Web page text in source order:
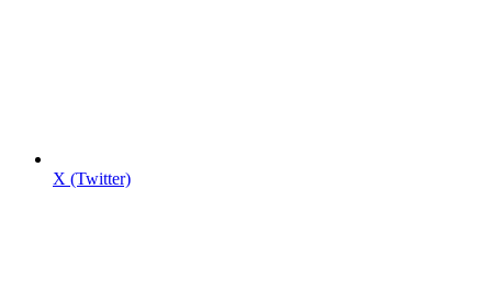
X (Twitter)